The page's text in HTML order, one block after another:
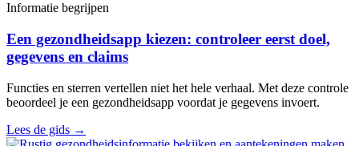
Informatie begrijpen
Een gezondheidsapp kiezen: controleer eerst doel,
gegevens en claims
Functies en sterren vertellen niet het hele verhaal. Met deze controle
beoordeel je een gezondheidsapp voordat je gegevens invoert.
Lees de gids →